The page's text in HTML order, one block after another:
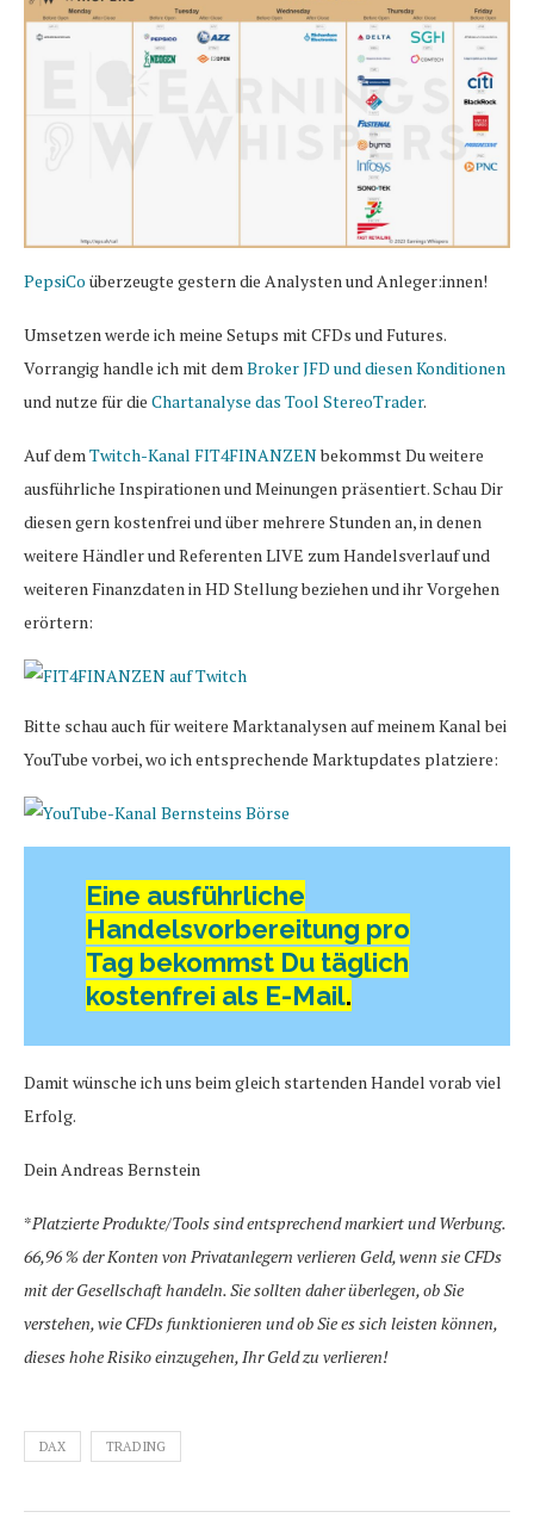
PepsiCo überzeugte gestern die Analysten und Anleger:innen!
Umsetzen werde ich meine Setups mit CFDs und Futures.
Vorrangig handle ich mit dem Broker JFD und diesen Konditionen
und nutze für die Chartanalyse das Tool StereoTrader.
Auf dem Twitch-Kanal FIT4FINANZENbekommst Du weitere
ausführliche Inspirationen und Meinungen präsentiert. Schau Dir
diesen gern kostenfrei und über mehrere Stunden an, in denen
weitere Händler und Referenten LIVE zum Handelsverlauf und
weiteren Finanzdaten in HD Stellung beziehen und ihr Vorgehen
erörtern:
Bitte schau auch für weitere Marktanalysen auf meinem Kanal bei
YouTube vorbei, wo ich entsprechende Marktupdates platziere:
Eine ausführliche
Handelsvorbereitung pro
Tag bekommst Du täglich
kostenfrei als E-Mail.
Damit wünsche ich uns beim gleich startenden Handel vorab viel
Erfolg.
Dein Andreas Bernstein
*Platzierte Produkte/Tools sind entsprechend markiert und Werbung.
66,96 % der Konten von Privatanlegern verlieren Geld, wenn sie CFDs
mit der Gesellschaft handeln. Sie sollten daher überlegen, ob Sie
verstehen, wie CFDs funktionieren und ob Sie es sich leisten können,
dieses hohe Risiko einzugehen, Ihr Geld zu verlieren!
DAX TRADING